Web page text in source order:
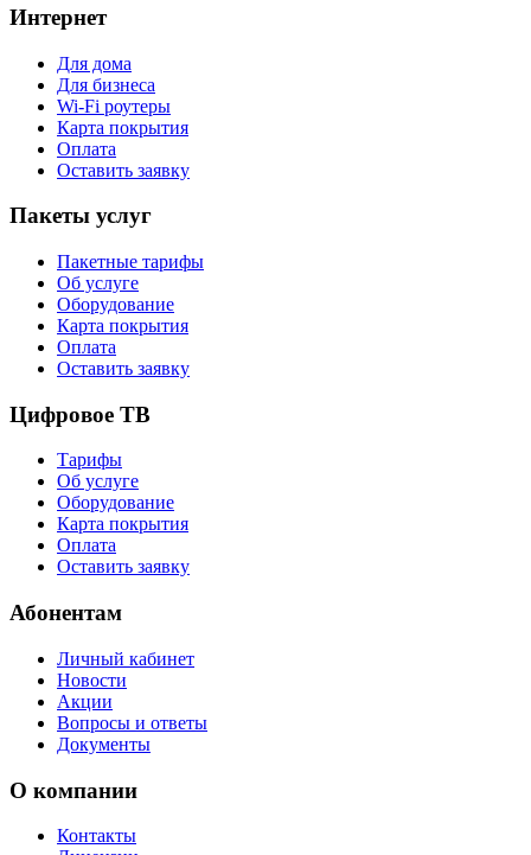
Интернет
Для дома
Для бизнеса
Wi-Fi роутеры
Карта покрытия
Оплата
Оставить заявку
Пакеты услуг
Пакетные тарифы
Об услуге
Оборудование
Карта покрытия
Оплата
Оставить заявку
Цифровое ТВ
Тарифы
Об услуге
Оборудование
Карта покрытия
Оплата
Оставить заявку
Абонентам
Личный кабинет
Новости
Акции
Вопросы и ответы
Документы
О компании
Контакты